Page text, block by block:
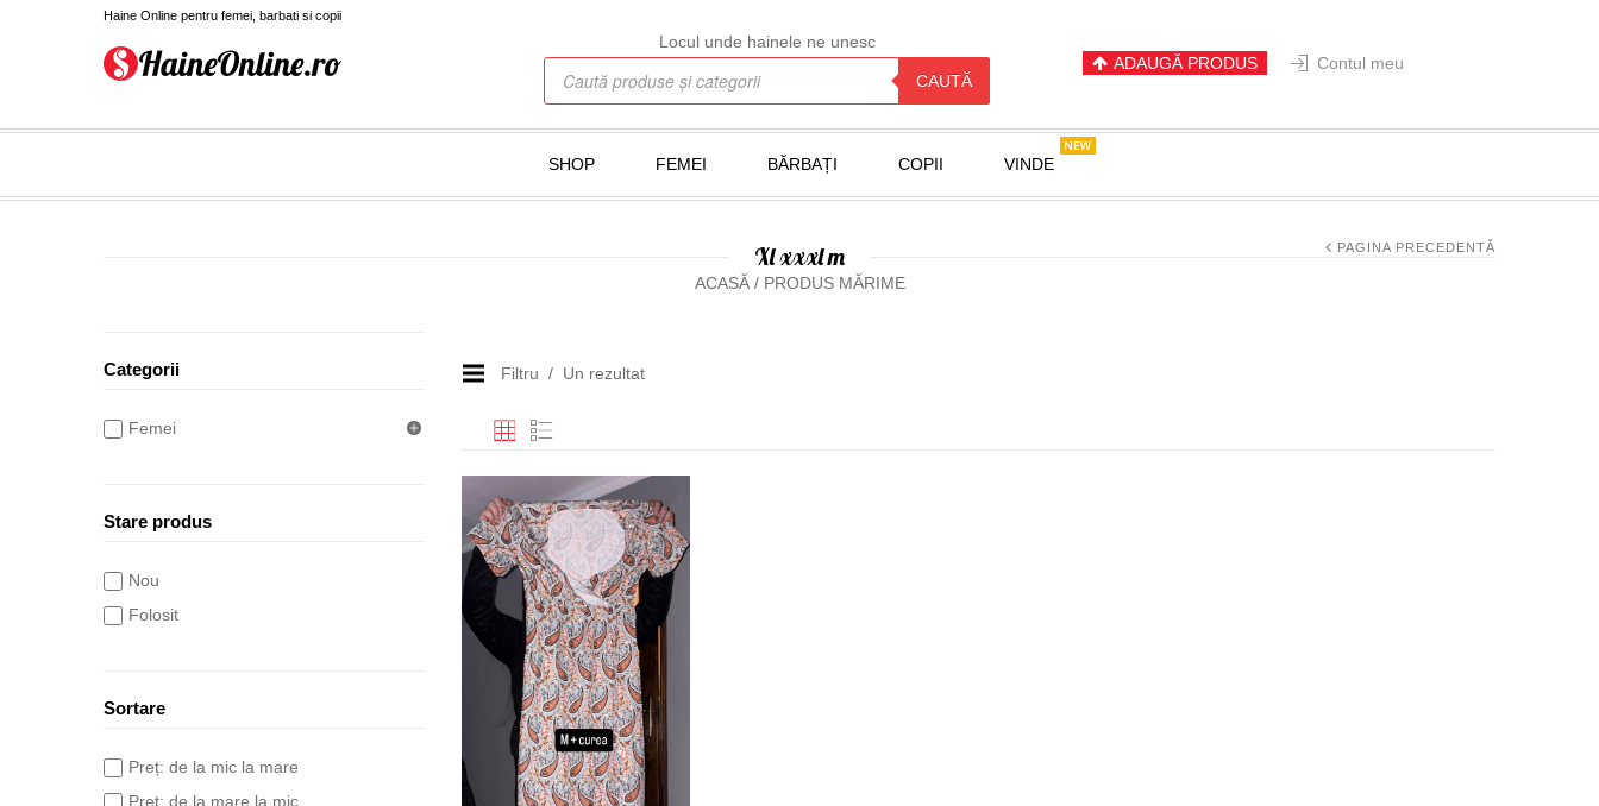
Haine Online pentru femei, barbati si copii
Locul unde hainele ne unesc
CAUTĂ
ADAUGĂ PRODUS Contul meu
SHOP FEMEI BĂRBAȚI COPII VINDE
Xl xxxl m
ACASĂ/ PRODUS MĂRIME
PAGINA PRECEDENTĂ
Categorii
Femei
Stare produs
Nou
Folosit
Sortare
Preț: de la mic la mare
Preț: de la mare la mic
Filtru Un rezultat